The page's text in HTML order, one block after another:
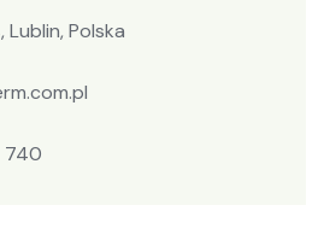
Lublin, Polska
740